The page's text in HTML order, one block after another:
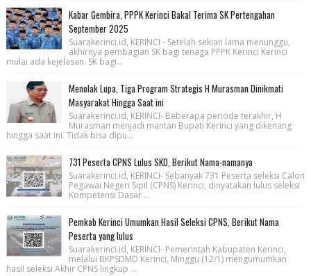
Kabar Gembira, PPPK Kerinci Bakal Terima SK Pertengahan
September 2025
Suarakerinci.id, KERINCI - Setelah sekian lama menunggu,
akhirnya pembagian SK bagi tenaga PPPK Kerinci Kerinci
mulai ada kejelasan. SK bagi...
Menolak Lupa, Tiga Program Strategis H Murasman Dinikmati
Masyarakat Hingga Saat ini
Suarakerinci.id, KERINCI- Beberapa periode terakhir, H
Murasman menjadi mantan Bupati Kerinci yang dikenang
hingga saat ini. Tidak bisa dipu...
731 Peserta CPNS Lulus SKD, Berikut Nama-namanya
Suarakerinci.id, KERINCI- Sebanyak 731 Peserta seleksi Calon
Pegawai Negeri Sipil (CPNS) Kerinci, dinyatakan lulus seleksi
Kompetensi Dasar ...
Pemkab Kerinci Umumkan Hasil Seleksi CPNS, Berikut Nama
Peserta yang lulus
Suarakerinci.id, KERINCI- Pemerintah Kabupaten Kerinci,
melalui BKPSDMD Kerinci, Minggu (12/1) mengumumkan
hasil seleksi Akhir CPNS lingkup ...